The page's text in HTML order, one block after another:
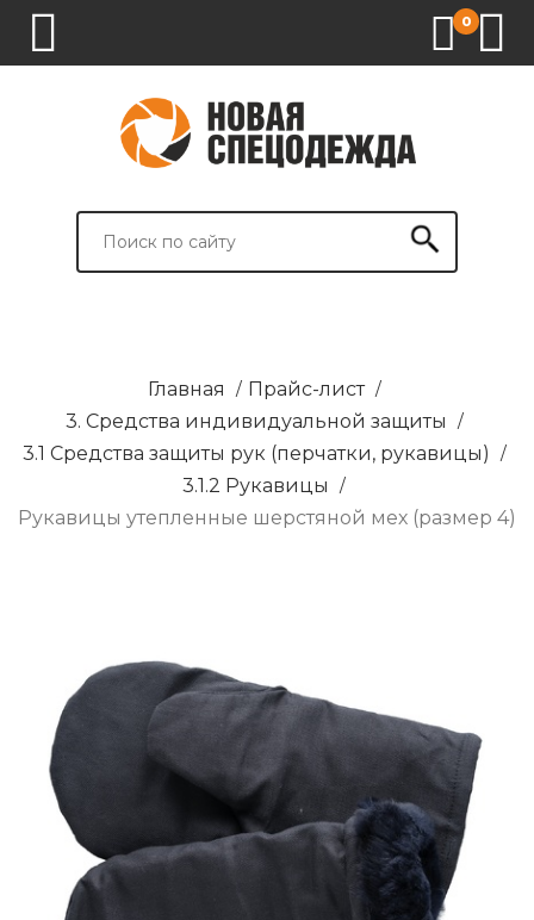
0
СПЕЦОДЕЖДА
СПЕЦОБУВЬ
СРЕДСТВА
ВСПОМОГАТЕЛЬНЫЕ
БРЕНДИРОВАНИЕ
Главная / Прайс-лист /
3. Средства индивидуальной защиты /
3.1 Средства защиты рук (перчатки, рукавицы) /
3.1.2 Рукавицы /
Рукавицы утепленные шерстяной мех (размер 4)